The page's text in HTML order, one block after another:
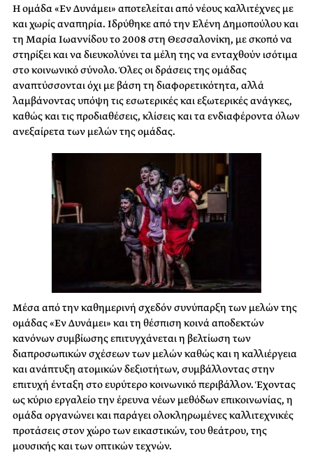
Η ομάδα «Εν Δυνάμει» αποτελείται από νέους καλλιτέχνες με
και χωρίς αναπηρία. Ιδρύθηκε από την Ελένη Δημοπούλου και
τη Μαρία Ιωαννίδου το 2008 στη Θεσσαλονίκη, με σκοπό να
στηρίξει και να διευκολύνει τα μέλη της να ενταχθούν ισότιμα
στο κοινωνικό σύνολο. Όλες οι δράσεις της ομάδας
αναπτύσσονται όχι με βάση τη διαφορετικότητα, αλλά
λαμβάνοντας υπόψη τις εσωτερικές και εξωτερικές ανάγκες,
καθώς και τις προδιαθέσεις, κλίσεις και τα ενδιαφέροντα όλων
ανεξαίρετα των μελών της ομάδας.
Μέσα από την καθημερινή σχεδόν συνύπαρξη των μελών της
ομάδας «Εν Δυνάμει» και τη θέσπιση κοινά αποδεκτών
κανόνων συμβίωσης επιτυγχάνεται η βελτίωση των
διαπροσωπικών σχέσεων των μελών καθώς και η καλλιέργεια
και ανάπτυξη ατομικών δεξιοτήτων, συμβάλλοντας στην
επιτυχή ένταξη στο ευρύτερο κοινωνικό περιβάλλον. Έχοντας
ως κύριο εργαλείο την έρευνα νέων μεθόδων επικοινωνίας, η
ομάδα οργανώνει και παράγει ολοκληρωμένες καλλιτεχνικές
προτάσεις στον χώρο των εικαστικών, του θεάτρου, της
μουσικής και των οπτικών τεχνών.